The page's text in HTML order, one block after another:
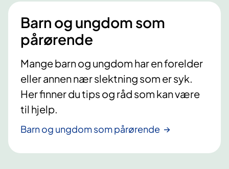
Barn og ungdom som
pårørende
Mange barn og ungdom har en forelder
eller annen nær slektning som er syk.
Her finner du tips og råd som kan være
til hjelp.
Barn og ungdom som pårørende